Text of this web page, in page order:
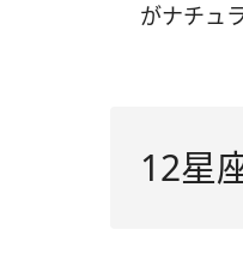
がナチュ
12星